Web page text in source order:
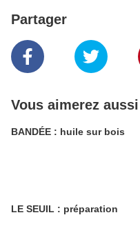
Partager
Vous aimerez aussi
BANDÉE : huile sur bois
LE SEUIL : préparation